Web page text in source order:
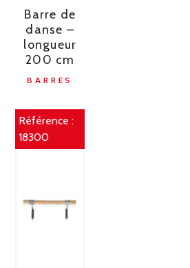
Barre de
danse –
longueur
200 cm
BARRES
Référence :
18300